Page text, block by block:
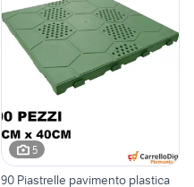
5
90 Piastrelle pavimento plastica